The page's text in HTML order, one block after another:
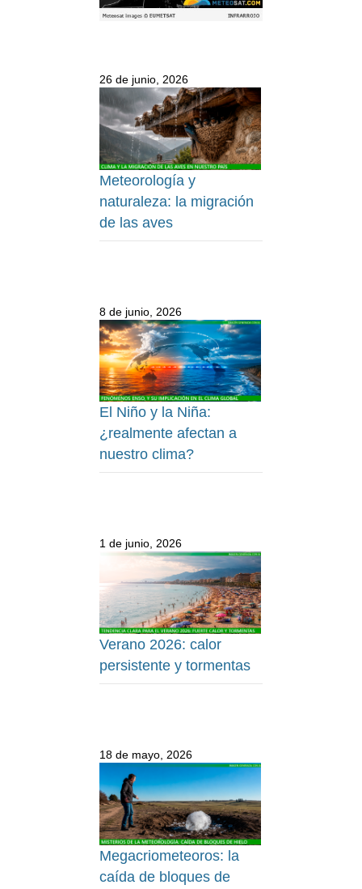
26 de junio, 2026
Meteorología y
naturaleza: la migración
de las aves
8 de junio, 2026
El Niño y la Niña:
¿realmente afectan a
nuestro clima?
1 de junio, 2026
Verano 2026: calor
persistente y tormentas
18 de mayo, 2026
Megacriometeoros: la
caída de bloques de